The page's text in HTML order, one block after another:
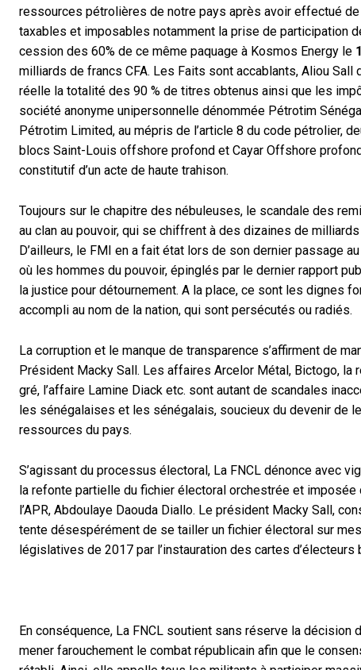
ressources pétrolières de notre pays après avoir effectué
taxables et imposables notamment la prise de participation
cession des 60% de ce même paquage à Kosmos Energy le
milliards de francs CFA. Les Faits sont accablants, Aliou
réelle la totalité des 90 % de titres obtenus ainsi que les
société anonyme unipersonnelle dénommée Pétrotim
Pétrotim Limited, au mépris de l’article 8 du code pétrolier,
blocs Saint-Louis offshore profond et Cayar Offshore
constitutif d’un acte de haute trahison.
Toujours sur le chapitre des nébuleuses, le scandale des
au clan au pouvoir, qui se chiffrent à des dizaines de
D’ailleurs, le FMI en a fait état lors de son dernier passage
où les hommes du pouvoir, épinglés par le dernier rapport
la justice pour détournement. A la place, ce sont les dignes
accompli au nom de la nation, qui sont persécutés ou radiés.
La corruption et le manque de transparence s’affirment de
Président Macky Sall. Les affaires Arcelor Métal, Bictogo,
gré, l’affaire Lamine Diack etc. sont autant de scandales
les sénégalaises et les sénégalais, soucieux du devenir de
ressources du pays.
S’agissant du processus électoral, La FNCL dénonce avec
la refonte partielle du fichier électoral orchestrée et imposée
l’APR, Abdoulaye Daouda Diallo. Le président Macky Sall,
tente désespérément de se tailler un fichier électoral sur
législatives de 2017 par l’instauration des cartes
En conséquence, La FNCL soutient sans réserve la
mener farouchement le combat républicain afin que le